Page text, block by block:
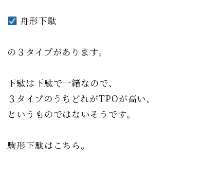
舟形下駄
の３タイプがあります。
下駄は下駄で一緒なので、
３タイプのうちどれがTPOが高い、
というものではないそうです。
駒形下駄はこちら。